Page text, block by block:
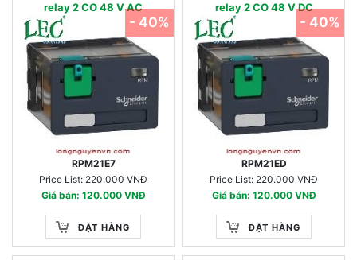
relay 2 CO 48 V AC
RPM21E7
Price List: 220.000 VNĐ
Giá bán: 120.000 VNĐ
ĐẶT HÀNG
- 40%
relay 2 CO 48 V DC
RPM21ED
Price List: 220.000 VNĐ
Giá bán: 120.000 VNĐ
ĐẶT HÀNG
- 40%